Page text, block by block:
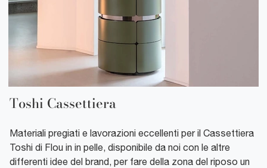
Toshi Cassettiera
Materiali pregiati e lavorazioni eccellenti per il Cassettiera
Toshi di Flou in in pelle, disponibile da noi con le altre
differenti idee del brand, per fare della zona del riposo un